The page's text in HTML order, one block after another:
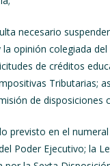
necesario
la opinión colegiada
de créditos
Tributarias;
de
previsto en el
Poder Ejecutivo; la